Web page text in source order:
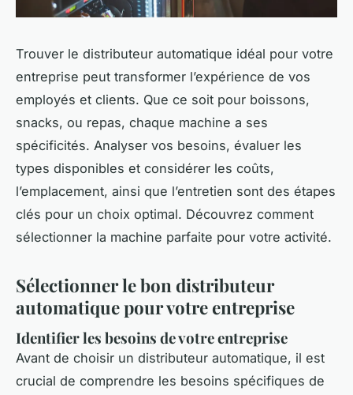
Trouver le distributeur automatique idéal pour votre
entreprise peut transformer l’expérience de vos
employés et clients. Que ce soit pour boissons,
snacks, ou repas, chaque machine a ses
spécificités. Analyser vos besoins, évaluer les
types disponibles et considérer les coûts,
l’emplacement, ainsi que l’entretien sont des étapes
clés pour un choix optimal. Découvrez comment
sélectionner la machine parfaite pour votre activité.
Sélectionner le bon distributeur
automatique pour votre entreprise
Identifier les besoins de votre entreprise
Avant de choisir un distributeur automatique, il est
crucial de comprendre les besoins spécifiques de